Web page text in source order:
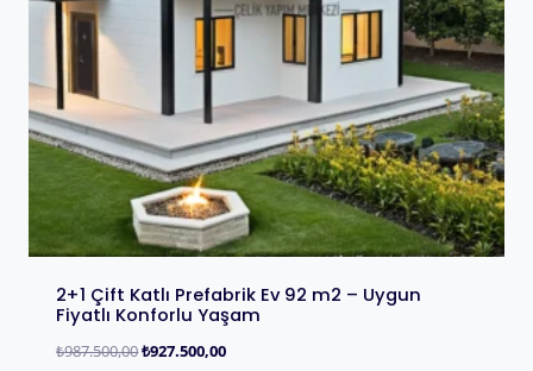
2+1 Çift Katlı Prefabrik Ev 92 m2 – Uygun
Fiyatlı Konforlu Yaşam
₺987.500,00₺927.500,00